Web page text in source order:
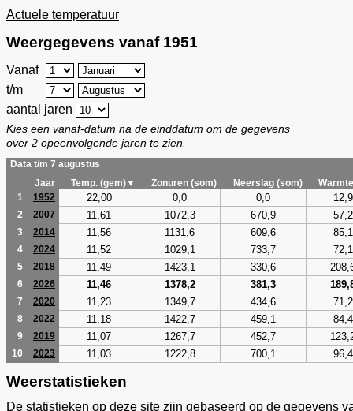
Actuele temperatuur
Weergegevens vanaf 1951
Vanaf
t/m
aantal jaren
Kies een vanaf-datum na de einddatum om de gegevens
over 2 opeenvolgende jaren te zien.
Data t/m 7 augustus
Jaar
Temp. (gem)▼ Zonuren (som) Neerslag (som)
1
1952 22,00 0,0 0,0 12,9
2 2007 11,61 1072,3 670,9 57,2
3 2014 11,56 1131,6 609,6 85,1
4 2024 11,52 1029,1 733,7 72,1
5 2018 11,49 1423,1 330,6
6 2026 11,46 1378,2 381,3
7 2020 11,23 1349,7 434,6 71,2
8 2022 11,18 1422,7 459,1 84,4
9 2019 11,07 1267,7 452,7
10 2023 11,03 1222,8 700,1 96,4
Weerstatistieken
De statistieken op deze site zijn gebaseerd op de gegevens